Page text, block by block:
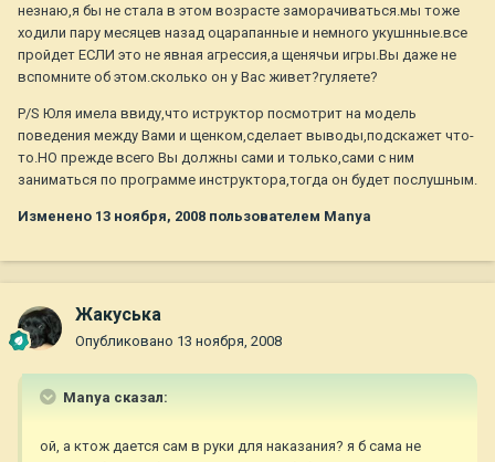
незнаю,я бы не стала в этом возрасте заморачиваться.мы тоже
ходили пару месяцев назад оцарапанные и немного укушнные.все
пройдет ЕСЛИ это не явная агрессия,а щенячьи игры.Вы даже не
вспомните об этом.сколько он у Вас живет?гуляете?
P/S Юля имела ввиду,что иструктор посмотрит на модель
поведения между Вами и щенком,сделает выводы,подскажет что-
то.НО прежде всего Вы должны сами и только,сами с ним
заниматься по программе инструктора,тогда он будет послушным.
Изменено 13 ноября, 2008 пользователем Manya
Жакуська
Опубликовано 13 ноября, 2008
Manya сказал:
ой, а ктож дается сам в руки для наказания? я б сама не